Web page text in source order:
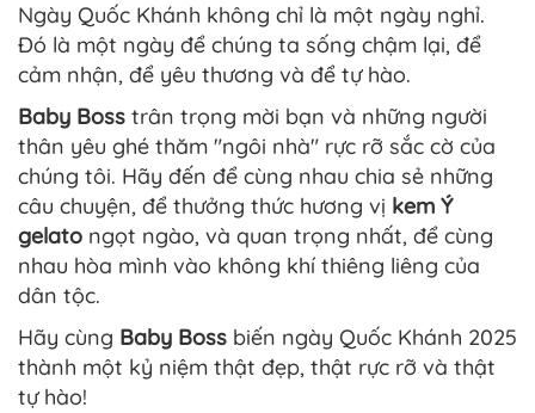
Ngày Quốc Khánh không chỉ là một ngày nghỉ.
Đó là một ngày để chúng ta sống chậm lại, để
cảm nhận, để yêu thương và để tự hào.
Baby Boss trân trọng mời bạn và những người
thân yêu ghé thăm "ngôi nhà" rực rỡ sắc cờ của
chúng tôi. Hãy đến để cùng nhau chia sẻ những
câu chuyện, để thưởng thức hương vị kem Ý
gelato ngọt ngào, và quan trọng nhất, để cùng
nhau hòa mình vào không khí thiêng liêng của
dân tộc.
Hãy cùng Baby Boss biến ngày Quốc Khánh 2025
thành một kỷ niệm thật đẹp, thật rực rỡ và thật
tự hào!